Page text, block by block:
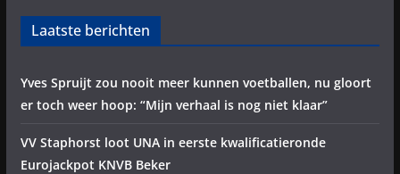
Laatste berichten
Yves Spruijt zou nooit meer kunnen voetballen, nu gloort
er toch weer hoop: “Mijn verhaal is nog niet klaar”
VV Staphorst loot UNA in eerste kwalificatieronde
Eurojackpot KNVB Beker